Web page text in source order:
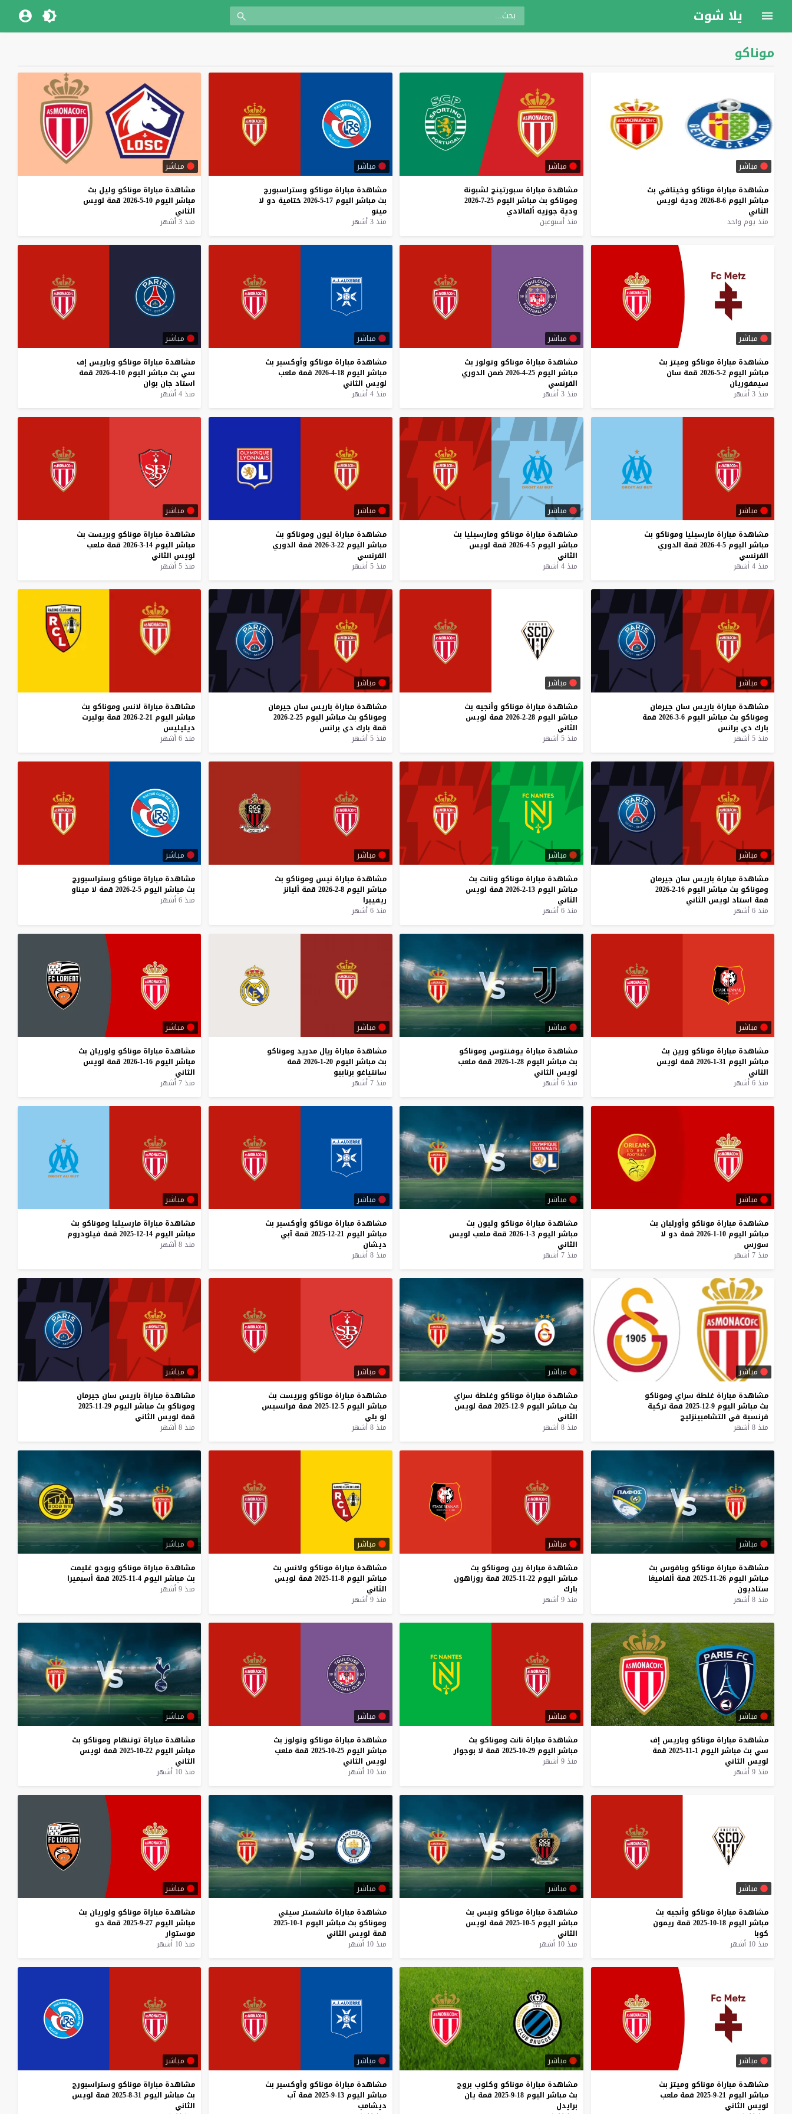
يلا شوت
موناكو
مباشر
مشاهدة مباراة موناكو وخيتافي بث
مباشر اليوم 6-8-2026 ودية لويس
الثاني
منذ يوم واحد
مباشر
مشاهدة مباراة سبورتينج لشبونة
وموناكو بث مباشر اليوم 25-7-2026
ودية جوزيه ألفالادي
منذ أسبوعين
مباشر
مشاهدة مباراة موناكو وستراسبورج
بث مباشر اليوم 17-5-2026 ختامية دو لا
مينو
منذ 3 أشهر
مباشر
مشاهدة مباراة موناكو وليل بث
مباشر اليوم 10-5-2026 قمة لويس
الثاني
منذ 3 أشهر
مباشر
مشاهدة مباراة موناكو وميتز بث
مباشر اليوم 2-5-2026 قمة سان
سيمفوريان
منذ 3 أشهر
مباشر
مشاهدة مباراة موناكو وتولوز بث
مباشر اليوم 25-4-2026 ضمن الدوري
الفرنسي
منذ 3 أشهر
مباشر
مشاهدة مباراة موناكو وأوكسير بث
مباشر اليوم 18-4-2026 قمة ملعب
لويس الثاني
منذ 4 أشهر
مباشر
مشاهدة مباراة موناكو وباريس إف
سي بث مباشر اليوم 10-4-2026
قمة
استاد جان بوان
منذ 4 أشهر
مباشر
مشاهدة مباراة مارسيليا وموناكو بث
مباشر اليوم 5-4-2026 قمة الدوري
الفرنسي
منذ 4 أشهر
مباشر
مشاهدة مباراة موناكو ومارسيليا بث
مباشر اليوم 5-4-2026 قمة لويس
الثاني
منذ 4 أشهر
مباشر
مشاهدة مباراة ليون وموناكو بث
مباشر اليوم 22-3-2026 قمة الدوري
الفرنسي
منذ 5 أشهر
مباشر
مشاهدة مباراة موناكو وبريست بث
مباشر اليوم 14-3-2026 قمة ملعب
لويس الثاني
منذ 5 أشهر
مباشر
مشاهدة مباراة باريس سان جيرمان
وموناكو بث مباشر اليوم 6-3-2026
قمة
بارك دي برانس
منذ 5 أشهر
مباشر
مشاهدة مباراة موناكو وأنجيه بث
مباشر اليوم 28-2-2026 قمة لويس
الثاني
منذ 5 أشهر
مباشر
مشاهدة مباراة باريس سان جيرمان
وموناكو بث مباشر اليوم 25-2-2026
قمة بارك دي برانس
منذ 5 أشهر
مشاهدة مباراة لانس وموناكو بث
مباشر اليوم 21-2-2026 قمة بوليرت
ديليليس
منذ 6 أشهر
مباشر
مشاهدة مباراة باريس سان جيرمان
وموناكو بث مباشر اليوم 16-2-2026
قمة استاد لويس الثاني
منذ 6 أشهر
مباشر
مشاهدة مباراة موناكو ونانت بث
مباشر اليوم 13-2-2026 قمة لويس
الثاني
منذ 6 أشهر
مباشر
مشاهدة مباراة نيس وموناكو بث
مباشر اليوم 8-2-2026 قمة أليانز
ريفييرا
منذ 6 أشهر
مباشر
مشاهدة مباراة موناكو وستراسبورج
بث مباشر اليوم 5-2-2026 قمة لا ميناو
منذ 6 أشهر
مباشر
مشاهدة مباراة موناكو ورين بث
مباشر اليوم 31-1-2026 قمة لويس
الثاني
منذ 6 أشهر
مباشر
مشاهدة مباراة يوفنتوس وموناكو
بث مباشر اليوم 28-1-2026 قمة ملعب
لويس الثاني
منذ 6 أشهر
مباشر
مشاهدة مباراة ريال مدريد وموناكو
بث مباشر اليوم 20-1-2026
قمة
سانتياغو برنابيو
منذ 7 أشهر
مباشر
مشاهدة مباراة موناكو ولوريان بث
مباشر اليوم 16-1-2026 قمة لويس
الثاني
منذ 7 أشهر
مباشر
مشاهدة مباراة موناكو وأورليان بث
مباشر اليوم 10-1-2026 قمة دو لا
سورس
منذ 7 أشهر
مباشر
مشاهدة مباراة موناكو وليون بث
مباشر اليوم 3-1-2026 قمة ملعب لويس
الثاني
منذ 7 أشهر
مباشر
مشاهدة مباراة موناكو وأوكسير بث
مباشر اليوم 21-12-2025 قمة آبي
ديشان
منذ 8 أشهر
مباشر
مشاهدة مباراة مارسيليا وموناكو بث
مباشر اليوم 14-12-2025 قمة فيلودروم
منذ 8 أشهر
مباشر
مشاهدة مباراة غلطة سراي وموناكو
بث مباشر اليوم 9-12-2025 قمة تركية
فرنسية في التشامبينزليج
منذ 8 أشهر
مباشر
مشاهدة مباراة موناكو وغلطة سراي
بث مباشر اليوم 9-12-2025 قمة لويس
الثاني
منذ 8 أشهر
مباشر
مشاهدة مباراة موناكو وبريست بث
مباشر اليوم 5-12-2025 قمة فرانسيس
لو بلي
منذ 8 أشهر
مباشر
مشاهدة مباراة باريس سان جيرمان
وموناكو بث مباشر اليوم 29-11-2025
قمة لويس الثاني
منذ 8 أشهر
مباشر
مشاهدة مباراة موناكو وبافوس بث
مباشر اليوم 26-11-2025 قمة ألفاميغا
ستاديون
منذ 8 أشهر
مباشر
مشاهدة مباراة رين وموناكو بث
مباشر اليوم 22-11-2025 قمة روزاهون
بارك
منذ 9 أشهر
مباشر
مشاهدة مباراة موناكو ولانس بث
مباشر اليوم 8-11-2025 قمة لويس
الثاني
منذ 9 أشهر
مباشر
مشاهدة مباراة موناكو وبودو غليمت
بث مباشر اليوم 4-11-2025 قمة أسبميرا
منذ 9 أشهر
مباشر
مشاهدة مباراة موناكو وباريس إف
سي بث مباشر اليوم 1-11-2025
قمة
لويس الثاني
منذ 9 أشهر
مباشر
مشاهدة مباراة نانت وموناكو بث
مباشر اليوم 29-10-2025 قمة لا بوجوار
منذ 9 أشهر
مباشر
مشاهدة مباراة موناكو وتولوز بث
مباشر اليوم 25-10-2025 قمة ملعب
لويس الثاني
منذ 10 أشهر
مباشر
مشاهدة مباراة توتنهام وموناكو بث
مباشر اليوم 22-10-2025 قمة لويس
الثاني
منذ 10 أشهر
مباشر
مشاهدة مباراة موناكو وأنجيه بث
مباشر اليوم 18-10-2025 قمة ريمون
كوبا
منذ 10 أشهر
مباشر
مشاهدة مباراة موناكو ونيس بث
مباشر اليوم 5-10-2025 قمة لويس
الثاني
منذ 10 أشهر
مباشر
مشاهدة مباراة مانشستر سيتي
وموناكو بث مباشر اليوم 1-10-2025
قمة لويس الثاني
منذ 10 أشهر
مباشر
مشاهدة مباراة موناكو ولوريان بث
مباشر اليوم 27-9-2025 قمة دو
موستوار
منذ 10 أشهر
مباشر
مشاهدة مباراة موناكو وميتز بث
مباشر اليوم 21-9-2025 قمة ملعب
لويس الثاني
مباشر
مشاهدة مباراة موناكو وكلوب بروج
بث مباشر اليوم 18-9-2025 قمة يان
برايدل
مباشر
مشاهدة مباراة موناكو وأوكسير بث
مباشر اليوم 13-9-2025 قمة آب
ديشامب
مباشر
مشاهدة مباراة موناكو وستراسبورج
بث مباشر اليوم 31-8-2025 قمة لويس
الثاني